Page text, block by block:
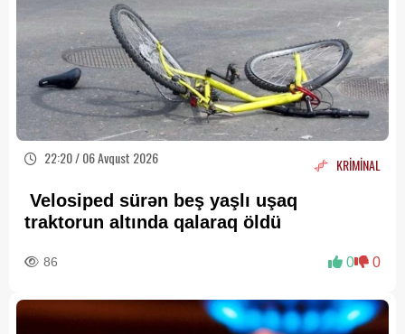
22:20 / 06 Avqust 2026 KRİMİNAL
Velosiped sürən beş yaşlı uşaq
traktorun altında qalaraq öldü
86 0 0